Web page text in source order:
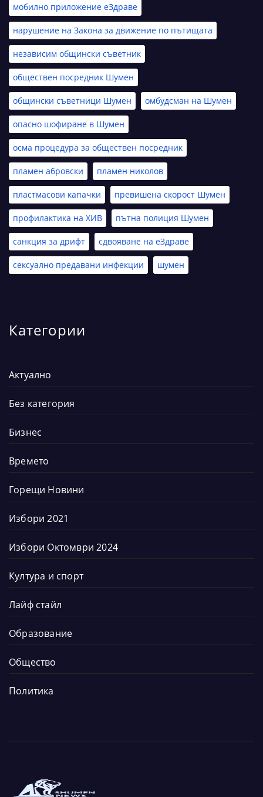
мобилно приложение еЗдраве
нарушение на Закона за движение по пътищата
независим общински съветник
обществен посредник Шумен
общински съветници Шумен омбудсман на Шумен
опасно шофиране в Шумен
осма процедура за обществен посредник
пламен абровски пламен николов
пластмасови капачки превишена скорост Шумен
профилактика на ХИВ пътна полиция Шумен
санкция за дрифт сдвояване на еЗдраве
сексуално предавани инфекции шумен
Категории
Актуално
Без категория
Бизнес
Времето
Горещи Новини
Избори 2021
Избори Октомври 2024
Култура и спорт
Лайф стайл
Образование
Общество
Политика